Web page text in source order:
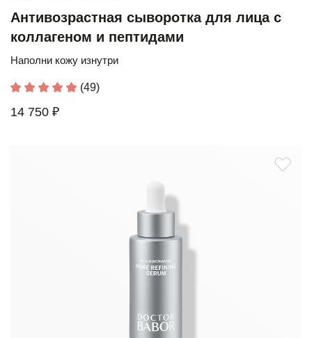
Антивозрастная сыворотка для лица с
коллагеном и пептидами
Наполни кожу изнутри
(49)
14 750 ₽